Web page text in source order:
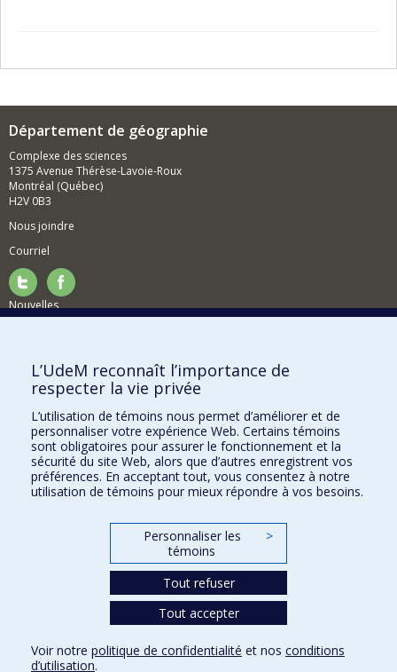
Département de géographie
Complexe des sciences
1375 Avenue Thérèse-Lavoie-Roux
Montréal (Québec)
H2V 0B3
Nous joindre
Courriel
Nouvelles
Comment soutenir le Département?
BESOIN D'AIDE?
Plan du site
Signaler une erreur
Accessibilité
FACULTÉ DES ARTS ET DES SCIENCES
Nos départements et écoles
Conditions d’utilisation
L’UdeM reconnaît l’importance de
respecter la vie privée
L’utilisation de témoins nous permet d’améliorer et de
personnaliser votre expérience Web. Certains témoins
sont obligatoires pour assurer le fonctionnement et la
sécurité du site Web, alors que d’autres enregistrent vos
préférences. En acceptant tout, vous consentez à notre
utilisation de témoins pour mieux répondre à vos besoins.
Personnaliser les
témoins
>
Tout refuser
Tout accepter
Voir notre politique de confidentialité et nos conditions
d’utilisation.